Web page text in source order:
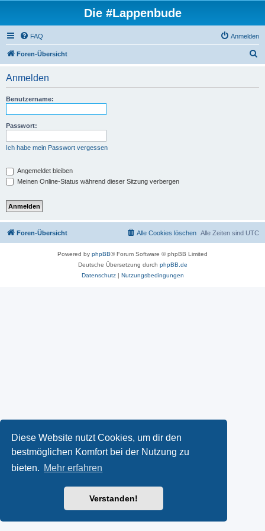
Diese Website nutzt Cookies, um dir den
bestmöglichen Komfort bei der Nutzung zu
bieten. Mehr erfahren
Verstanden!
Die #Lappenbude
FAQ Anmelden
Foren-Übersicht
Anmelden
Benutzername:
Passwort:
Ich habe mein Passwort vergessen
Angemeldet bleiben
Meinen Online-Status während dieser Sitzung verbergen
Foren-Übersicht Alle Zeiten sind UTC
Alle Cookies löschen
Powered by phpBB® Forum Software © phpBB Limited
Deutsche Übersetzung durch phpBB.de
Datenschutz| Nutzungsbedingungen